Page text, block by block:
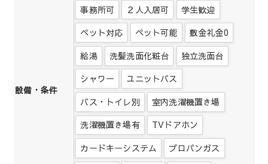
設備・条件
事務所可 ２人入居可
学生歓迎
ペット対応
ペット可能
敷金礼金0
給湯
洗髪洗面化粧台
独立洗面台
シャワー
ユニットバス
バス・トイレ別
室内洗濯機置き場
洗濯機置き場有
TVドアホン
カードキーシステム
プロパンガス